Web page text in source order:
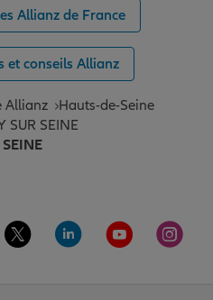
Allianz de France
et conseils Allianz
Allianz
Hauts-de-Seine
SUR SEINE
la page Facebook de Allianz
Aller sur la page Twitter de
Aller sur la page
Aller sur la
Aller